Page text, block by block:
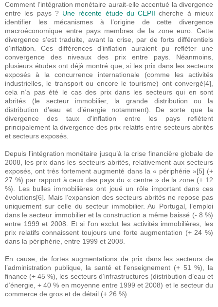
Comment l’intégration monétaire aurait-elle accentué la divergence
entre les pays ? Une récente étude du CEPII cherche à mieux
identifier les mécanismes à l’origine de cette divergence
macroéconomique entre pays membres de la zone euro. Cette
divergence s’est traduite, avant la crise, par de forts différentiels
d'inflation. Ces différences d’inflation auraient pu refléter une
convergence des niveaux des prix entre pays. Néanmoins,
plusieurs études ont déjà montré que, si les prix dans les secteurs
exposés à la concurrence internationale (comme les activités
industrielles, le transport ou encore le tourisme) ont convergé[4],
cela n’a pas été le cas des prix dans les secteurs qui en sont
abrités (le secteur immobilier, la grande distribution ou la
distribution d’eau et d’énergie notamment). De sorte que la
divergence des taux d'inflation entre les pays reflètent
principalement la divergence des prix relatifs entre secteurs abrités
et secteurs exposés.
Depuis l’intégration monétaire jusqu’à la crise financière globale de
2008, les prix dans les secteurs abrités, relativement aux secteurs
exposés, ont très fortement augmenté dans la « périphérie »[5] (+
27 %) par rapport à ceux des pays du « centre » de la zone (+ 12
%). Les bulles immobilières ont joué un rôle important dans ces
évolutions[6]. Mais l’expansion des secteurs abrités ne repose pas
uniquement sur celle du secteur immobilier. Au Portugal, l’emploi
dans le secteur immobilier et la construction a même baissé (- 8 %)
entre 1999 et 2008. Et si l’on exclut les activités immobilières, les
prix relatifs connaissent toujours une forte augmentation (+ 24 %)
dans la périphérie, entre 1999 et 2008.
En cause, de fortes augmentations de prix dans les secteurs de
l’administration publique, la santé et l’enseignement (+ 51 %), la
finance (+ 45 %), les secteurs d’infrastructures (distribution d’eau et
d’énergie, + 40 % en moyenne entre 1999 et 2008) et le secteur du
commerce de gros et de détail (+ 26 %).